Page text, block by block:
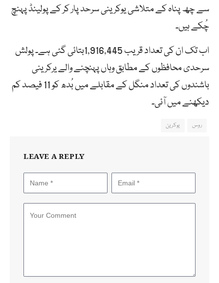
سے چھ پناہ کے متلاشی یوکرینی سرحد پار کر کے پولینڈ پہنچ
چُکے ہیں۔
اب تک ان کی تعداد قریب 1,916,445بتائی گئی ہے۔ پولش
سرحدی محافظوں کے مطابق وہاں پہنچنے والے یرکرینی
باشندوں کی تعداد منگل کے مقابلے میں بُدھ کو 11 فیصد کم
دیکھنے میں آئی۔
روس یوکرین
LEAVE A REPLY